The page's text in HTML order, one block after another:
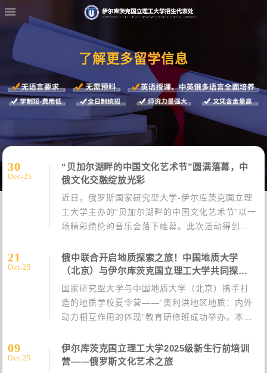
了解更多留学信息
30
Dec-25
“贝加尔湖畔的中国文化艺术节”圆满落幕，中
俄文化交融绽放光彩
近日，俄罗斯国家研究型大学-伊尔库茨克国立理
工大学主办的“贝加尔湖畔的中国文化艺术节”以一
场精彩绝伦的音乐会落下帷幕。此次活动得到中
库茨克各高校师生一场文化盛会，为中俄文化交
流写下了浓墨重彩的一笔。···
21
Oct-25
俄中联合开启地质探索之旅！中国地质大学
（北京）与伊尔库茨克国立理工大学共同探索
贝加尔裂谷带的奥秘
国家研究型大学与中国地质大学（北京）携手打
造的地质学校夏令营——“奥利洪地区地质：内外
动力相互作用的体现”教育研修班成功举办。本次
京）的20名学生与3名教师组成，阵容专业且充满
活力。伊尔库茨克国立理工···
09
Oct-25
伊尔库茨克国立理工大学2025级新生行前培训
营——俄罗斯文化艺术之旅